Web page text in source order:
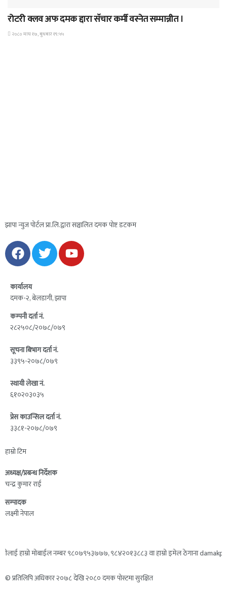
रोटरी क्लव अफ दमक द्दारा सॅचार कर्मी वस्नेत सम्मान्नीत ।
२०८० माघ १७, बुधबार १९:५५
झापा न्युज पोर्टल प्रा.लि.द्वारा सञ्चालित दमक पोष्ट डटकम
कार्यालय
दमक-२, बेलडागी, झापा
कम्पनी दर्ता नं.
२८२५०८/२०७८/०७९
सूचना बिभाग दर्ता नं.
३३९५-२०७८/०७९
स्थायी लेखा नं.
६१०२०३०३५
प्रेस काउन्सिल दर्ता नं.
३३८१-२०७८/०७९
हाम्रो टिम
अध्यक्ष/प्रबन्ध निर्देशक
चन्द्र कुमार राई
सम्पादक
लक्ष्मी नेपाल
हाम्रो मोबाईल नम्बर ९८०७९५३७७७, ९८४२०१३८८३ वा हाम्रो इमेल ठेगाना
© प्रतिलिपि अधिकार २०७८ देखि २०८० दमक पोस्टमा सुरक्षित